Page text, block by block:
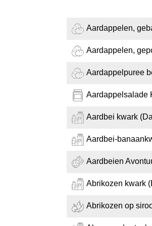
Aardappelen,
Aardappelen,
Aardappelpuree
Aardappelsalade
Aardbei kwark
Aardbei-
Aardbeien
Abrikozen kwark
Abrikozen op